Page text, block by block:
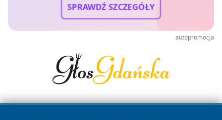
SPRAWDŹ SZCZEGÓŁY
autopromocja